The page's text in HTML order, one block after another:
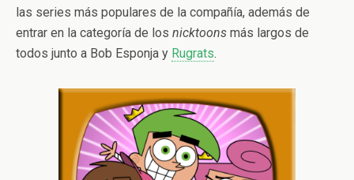
las series más populares de la compañía, además de
entrar en la categoría de los nicktoons más largos de
todos junto a Bob Esponja y Rugrats.